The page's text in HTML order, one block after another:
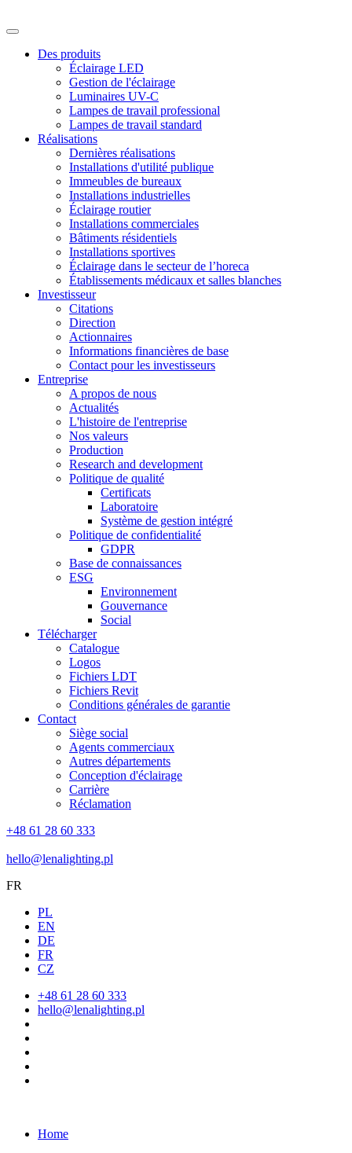
Des produits
Éclairage LED
Gestion de l'éclairage
Luminaires UV-C
Lampes de travail professional
Lampes de travail standard
Réalisations
Dernières réalisations
Installations d'utilité publique
Immeubles de bureaux
Installations industrielles
Éclairage routier
Installations commerciales
Bâtiments résidentiels
Installations sportives
Éclairage dans le secteur de l’horeca
Établissements médicaux et salles blanches
Investisseur
Citations
Direction
Actionnaires
Informations financières de base
Contact pour les investisseurs
Entreprise
A propos de nous
Actualités
L'histoire de l'entreprise
Nos valeurs
Production
Research and development
Politique de qualité
Certificats
Laboratoire
Système de gestion intégré
Politique de confidentialité
GDPR
Base de connaissances
ESG
Environnement
Gouvernance
Social
Télécharger
Catalogue
Logos
Fichiers LDT
Fichiers Revit
Conditions générales de garantie
Contact
Siège social
Agents commerciaux
Autres départements
Conception d'éclairage
Carrière
Réclamation
+48 61 28 60 333
hello@lenalighting.pl
FR
PL
EN
DE
FR
CZ
+48 61 28 60 333
hello@lenalighting.pl
Home